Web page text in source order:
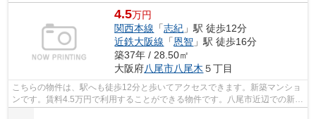
4.5万円
関西本線 「志紀 」駅 徒歩12分
近鉄大阪線 「恩智 」駅 徒歩16分
築37年 / 28.50㎡
大阪府八尾市八尾木 ５丁目
こちらの物件は、駅へも徒歩12分と歩いてアクセスできます。新築マンショ
ンです。賃料4.5万円で利用することができる物件です。八尾市近辺での新居